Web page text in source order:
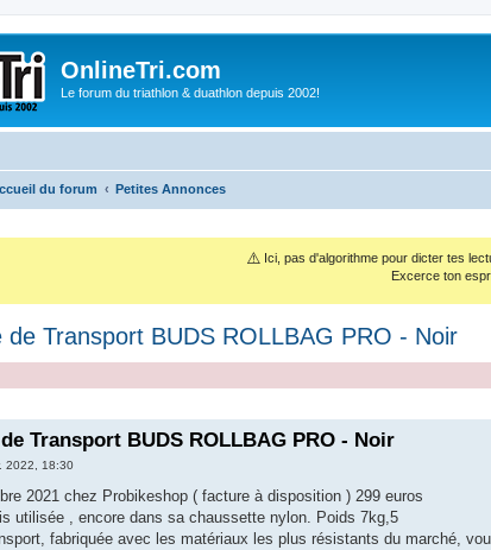
OnlineTri.com
Le forum du triathlon & duathlon depuis 2002!
du forum Petites Annonces
⚠️ Ici, pas d'algorithme pour dicter tes
Excerce ton
de Transport BUDS ROLLBAG PRO - Noir
Transport BUDS ROLLBAG PRO - Noir
2022, 18:30
2021 chez Probikeshop ( facture à disposition ) 299 euros
utilisée , encore dans sa chaussette nylon. Poids 7kg,5
fabriquée avec les matériaux les plus résistants du marché,